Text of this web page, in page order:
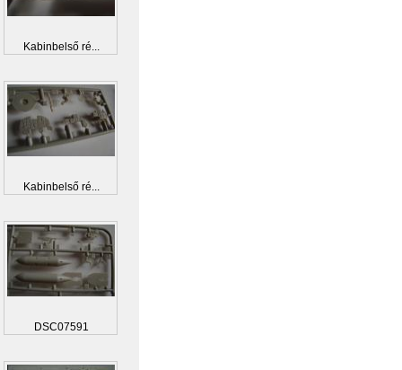
Kabinbelső ré...
Kabinbelső ré...
DSC07591